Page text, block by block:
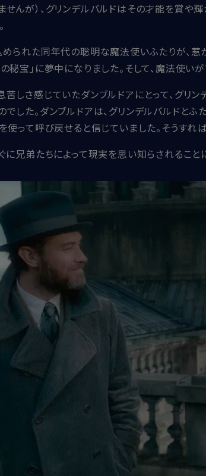
んが）、グリンデルバルドはその才能を賞や
られた同年代の聡明な魔法使いふたりが、惹
秘宝」に夢中になりました。そして、魔法使
しさ感じていたダンブルドアにとって、グリ
した。ダンブルドアは、グリンデルバルドと
使って呼び戻せると信じていました。そうす
に兄弟たちによって現実を思い知らされること